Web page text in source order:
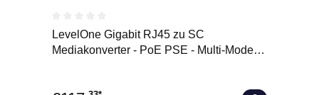
Durchschnittliche Bewertung von 0 von 5 Sternen
LevelOne Gigabit RJ45 zu SC
Mediakonverter - PoE PSE - Multi-Mode